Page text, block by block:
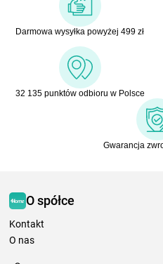
Darmowa wysyłka powyżej 499 zł
32 135 punktów odbioru w Polsce
Gwarancja
O spółce
Kontakt
O nas